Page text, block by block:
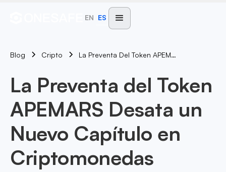
EN ES
Blog Cripto La Preventa Del Token APEMARS Desata Un Nuevo Capítulo En Criptomonedas
La Preventa del Token
APEMARS Desata un
Nuevo Capítulo en
Criptomonedas